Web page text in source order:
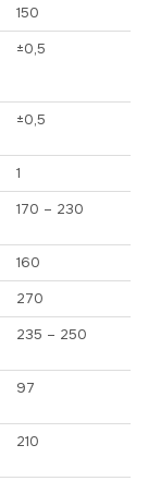
150
±0,5
±0,5
1
170 – 230
160
270
235 – 250
97
210